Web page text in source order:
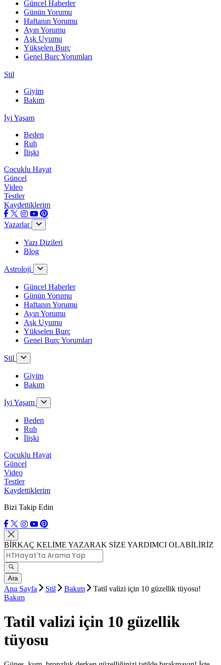
Güncel Haberler
Günün Yorumu
Haftanın Yorumu
Ayın Yorumu
Aşk Uyumu
Yükselen Burç
Genel Burç Yorumları
Stil
Giyim
Bakım
İyi Yaşam
Beden
Ruh
İlişki
Çocuklu Hayat
Güncel
Video
Testler
Kaydettiklerim
Yazarlar
Yazı Dizileri
Blog
Astroloji
Güncel Haberler
Günün Yorumu
Haftanın Yorumu
Ayın Yorumu
Aşk Uyumu
Yükselen Burç
Genel Burç Yorumları
Stil
Giyim
Bakım
İyi Yaşam
Beden
Ruh
İlişki
Çocuklu Hayat
Güncel
Video
Testler
Kaydettiklerim
Bizi Takip Edin
BİRKAÇ KELİME YAZARAK SİZE YARDIMCI OLABİLİRİZ
Ara
Ana Sayfa Stil Bakım
Tatil valizi için 10 güzellik tüyosu!
Bakım
Tatil valizi için 10 güzellik
tüyosu